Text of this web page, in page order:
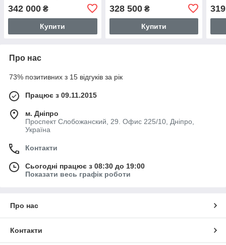
342 000 ₴
Купити
328 500₴
Купити
Про нас
73% позитивних з 15 відгуків за рік
Працює з 09.11.2015
м. Дніпро
Проспект Слобожанский, 29. Офис 225/10, Дніпро,
Україна
Контакти
Сьогодні працює з 08:30 до 19:00
Показати весь графік роботи
Про нас
Контакти